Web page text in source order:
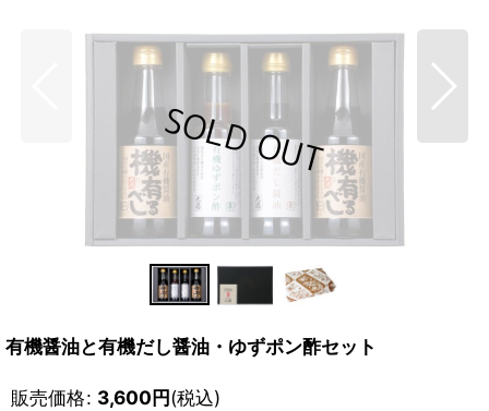
有機醤油と有機だし醤油・ゆずポン酢セット
販売価格: 3,600円(税込)